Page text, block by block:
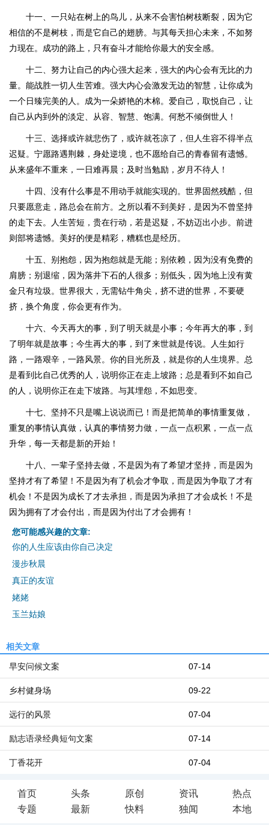
十一、一只站在树上的鸟儿，从来不会害怕树枝断裂，因为它
相信的不是树枝，而是它自己的翅膀。与其每天担心未来，不如努
力现在。成功的路上，只有奋斗才能给你最大的安全感。
十二、努力让自己的内心强大起来，强大的内心会有无比的力
量。能战胜一切人生苦难。强大内心会激发无边的智慧，让你成为
一个日臻完美的人。成为一朵娇艳的木棉。爱自己，取悦自己，让
自己从内到外的淡定、从容、智慧、饱满。何愁不倾倒世人！
十三、选择或许就悲伤了，或许就苍凉了，但人生容不得半点
迟疑。宁愿路遇荆棘，身处逆境，也不愿给自己的青春留有遗憾。
从来盛年不重来，一日难再晨；及时当勉励，岁月不待人！
十四、没有什么事是不用动手就能实现的。世界固然残酷，但
只要愿意走，路总会在前方。之所以看不到美好，是因为不曾坚持
的走下去。人生苦短，贵在行动，若是迟疑，不妨迈出小步。前进
则部将遗憾。美好的便是精彩，糟糕也是经历。
十五、别抱怨，因为抱怨就是无能；别依赖，因为没有免费的
肩膀；别退缩，因为落井下石的人很多；别低头，因为地上没有黄
金只有垃圾。世界很大，无需钻牛角尖，挤不进的世界，不要硬
挤，换个角度，你会更有作为。
十六、今天再大的事，到了明天就是小事；今年再大的事，到
了明年就是故事；今生再大的事，到了来世就是传说。人生如行
路，一路艰辛，一路风景。你的目光所及，就是你的人生境界。总
是看到比自己优秀的人，说明你正在走上坡路；总是看到不如自己
的人，说明你正在走下坡路。与其埋怨，不如思变。
十七、坚持不只是嘴上说说而已！而是把简单的事情重复做，
重复的事情认真做，认真的事情努力做，一点一点积累，一点一点
升华，每一天都是新的开始！
十八、一辈子坚持去做，不是因为有了希望才坚持，而是因为
坚持才有了希望！不是因为有了机会才争取，而是因为争取了才有
机会！不是因为成长了才去承担，而是因为承担了才会成长！不是
因为拥有了才会付出，而是因为付出了才会拥有！
您可能感兴趣的文章:
你的人生应该由你自己决定
漫步秋晨
真正的友谊
姥姥
玉兰姑娘
相关文章
07-14
早安问候文案
09-22
乡村健身场
07-04
远行的风景
07-14
励志语录经典短句文案
07-04
丁香花开
首页 头条 原创 资讯
热点
专题
最新 快料 独闻 本地